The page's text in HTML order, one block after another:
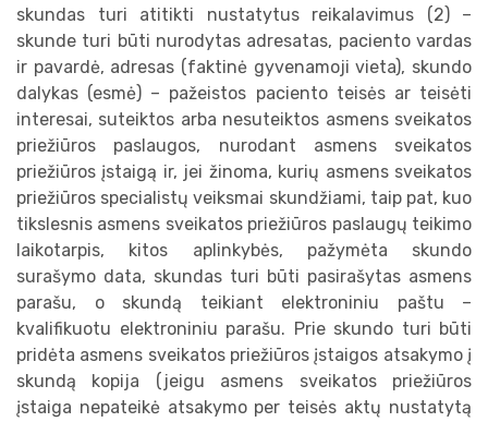
skundas turi atitikti nustatytus reikalavimus (2) –
skunde turi būti nurodytas adresatas, paciento vardas
ir pavardė, adresas (faktinė gyvenamoji vieta), skundo
dalykas (esmė) – pažeistos paciento teisės ar teisėti
interesai, suteiktos arba nesuteiktos asmens sveikatos
priežiūros paslaugos, nurodant asmens sveikatos
priežiūros įstaigą ir, jei žinoma, kurių asmens sveikatos
priežiūros specialistų veiksmai skundžiami, taip pat, kuo
tikslesnis asmens sveikatos priežiūros paslaugų teikimo
laikotarpis, kitos aplinkybės, pažymėta skundo
surašymo data, skundas turi būti pasirašytas asmens
parašu, o skundą teikiant elektroniniu paštu –
kvalifikuotu elektroniniu parašu. Prie skundo turi būti
pridėta asmens sveikatos priežiūros įstaigos atsakymo į
skundą kopija (jeigu asmens sveikatos priežiūros
įstaiga nepateikė atsakymo per teisės aktų nustatytą